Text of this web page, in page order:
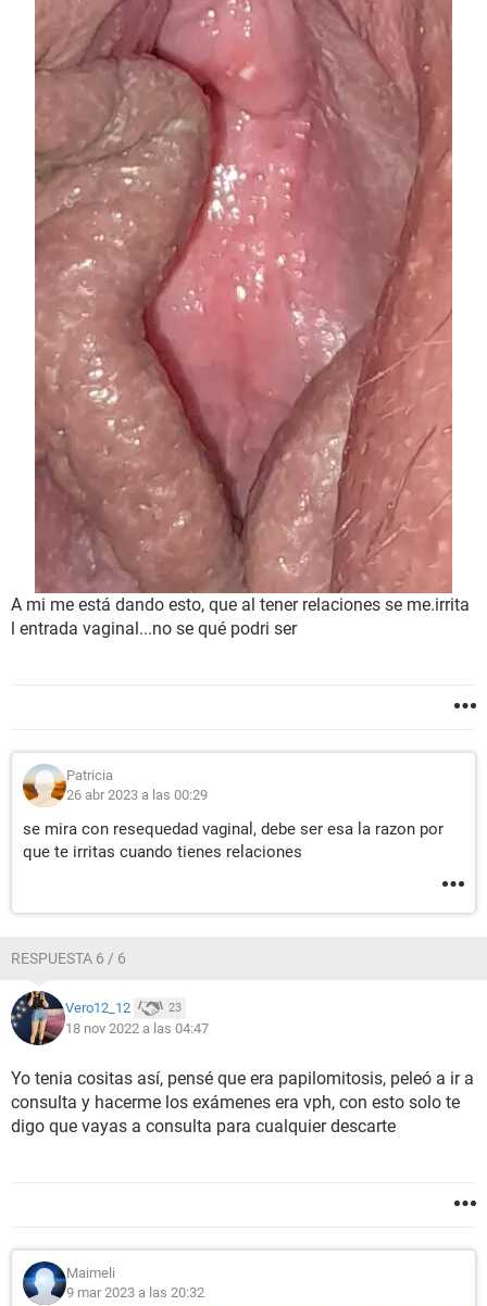
A mi me está dando esto, que al tener relaciones se me.irrita
l entrada vaginal...no se qué podri ser
Patricia
26 abr 2023 a las 00:29
se mira con resequedad vaginal, debe ser esa la razon por
que te irritas cuando tienes relaciones
RESPUESTA 6 / 6
Vero12_12 23
18 nov 2022 a las 04:47
Yo tenia cositas así, pensé que era papilomitosis, peleó a ir a
consulta y hacerme los exámenes era vph, con esto solo te
digo que vayas a consulta para cualquier descarte
Maimeli
9 mar 2023 a las 20:32